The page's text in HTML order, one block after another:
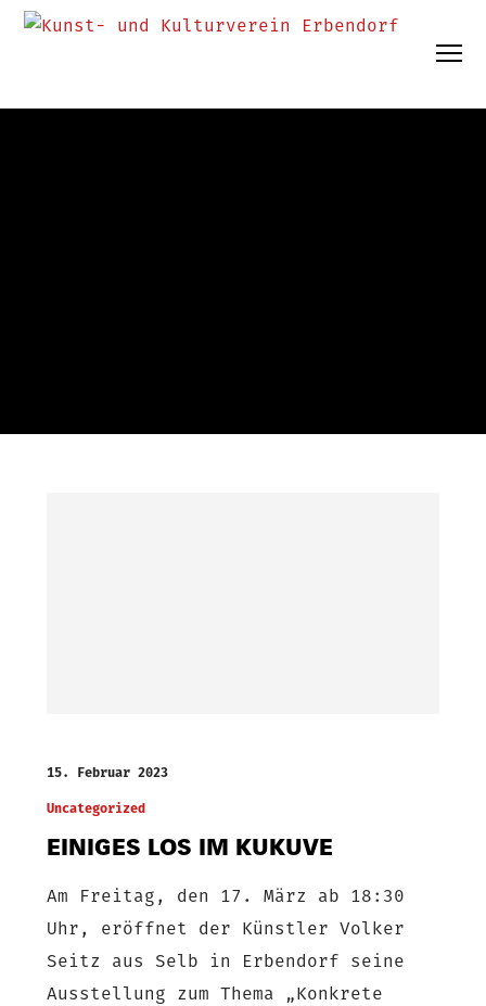
15. Februar 2023
Uncategorized
EINIGES LOS IM KUKUVE
Am Freitag, den 17. März ab 18:30
Uhr, eröffnet der Künstler Volker
Seitz aus Selb in Erbendorf seine
Ausstellung zum Thema „Konkrete